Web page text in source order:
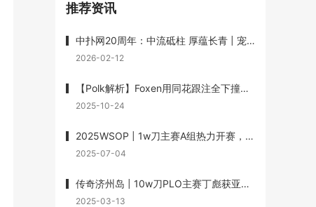
推荐资讯
中扑网20周年：中流砥柱 厚蕴长青 | 宠粉送书重磅福利 赠送《最优扑克玩法》
2026-02-12
【Polk解析】Foxen用同花跟注全下撞葫芦输1200w底池被狂喷，但Polk说他没有错
2025-10-24
2025WSOP | 1w刀主赛A组热力开赛，Wesley Fei跻身前十，1w刀混合赛徐强记分牌第一晋级
2025-07-04
传奇济州岛 | 10w刀PLO主赛丁彪获亚军，Lin Wei、Dai Zhikang、黄文杰承包三、四、七名
2025-03-13